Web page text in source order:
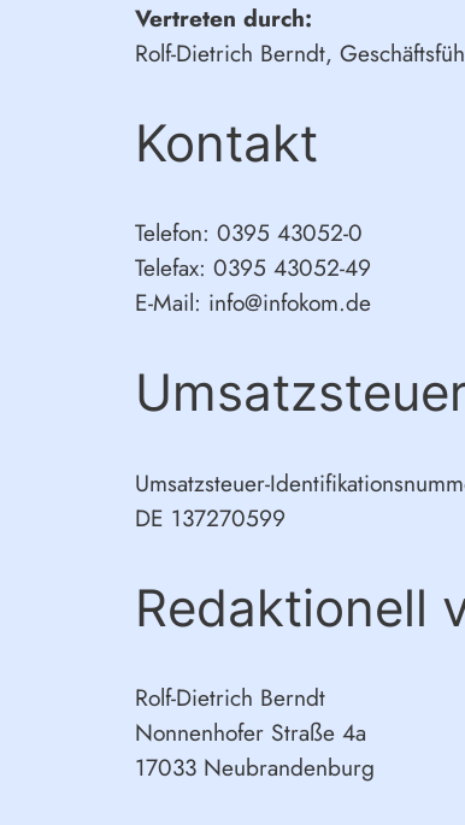
Vertreten durch:
Rolf-Dietrich Berndt,
Kontakt
Telefon: 0395 43052-0
Telefax: 0395 43052-49
E-Mail: info@infokom.de
Umsatzsteuer-
DE 137270599
Redaktionell
Rolf-Dietrich Berndt
Nonnenhofer Straße 4a
17033 Neubrandenburg